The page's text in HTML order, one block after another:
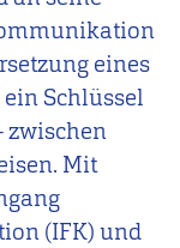
eines
Schlüssel
zwischen
Mit
(IFK) und